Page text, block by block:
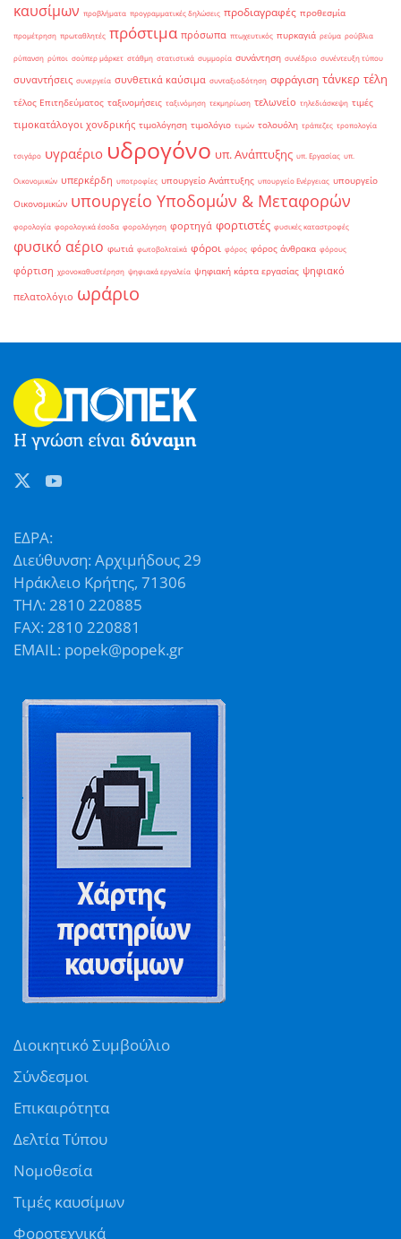
καυσίμων προβλήματα προγραμματικές δηλώσεις προδιαγραφές προθεσμία
προμέτρηση πρωταθλητές πρόστιμα πρόσωπα πτωχευτικός πυρκαγιά ρεύμα ρούβλια
ρύπανση ρύποι σούπερ μάρκετ στάθμη στατιστικά συμμορία συνάντηση συνέδριο συνέντευξη τύπου
συναντήσεις συνεργεία συνθετικά καύσιμα συνταξιοδότηση σφράγιση τάνκερ τέλη
τέλος Επιτηδεύματος ταξινομήσεις ταξινόμηση τεκμηρίωση τελωνείο τηλεδιάσκεψη τιμές
τιμοκατάλογοι χονδρικής τιμολόγηση τιμολόγιο τιμών τολουόλη τράπεζες τροπολογία
τσιγάρο υγραέριο υδρογόνο υπ. Ανάπτυξης υπ. Εργασίας υπ.
Οικονομικών υπερκέρδη υποτροφίες υπουργείο Ανάπτυξης υπουργείο Ενέργειας υπουργείο
Οικονομικών υπουργείο Υποδομών & Μεταφορών
φορολογία φορολογικά έσοδα φορολόγηση φορτηγά φορτιστές φυσικές καταστροφές
φυσικό αέριο φωτιά φωτοβολταϊκά φόροι φόρος φόρος άνθρακα φόρους
φόρτιση χρονοκαθυστέρηση ψηφιακά εργαλεία ψηφιακή κάρτα εργασίας ψηφιακό
πελατολόγιο ωράριο
ΕΔΡΑ:
Διεύθυνση: Αρχιμήδους 29
Ηράκλειο Κρήτης, 71306
ΤΗΛ: 2810 220885
FAX: 2810 220881
EMAIL: popek@popek.gr
Διοικητικό Συμβούλιο
Σύνδεσμοι
Επικαιρότητα
Δελτία Τύπου
Νομοθεσία
Τιμές καυσίμων
Φοροτεχνικά